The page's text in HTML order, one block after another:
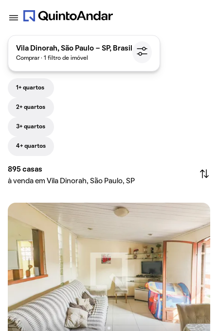
Vila Dinorah, São Paulo - SP, Brasil
Comprar · 1 filtro de imóvel
1+ quartos
2+ quartos
3+ quartos
4+ quartos
895 casas
à venda em Vila Dinorah, São Paulo, SP